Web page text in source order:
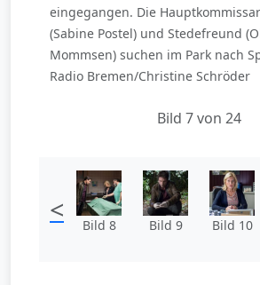
eingegangen. Die
(Sabine Postel) und Stedefreund
Mommsen) suchen im Park nach
Radio Bremen/Christine Schröder
Bild 7 von 24
< Bild 8 Bild 9 Bild 10